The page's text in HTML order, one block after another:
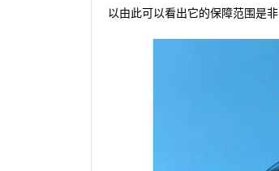
以由此可以看出它的保障范围是非